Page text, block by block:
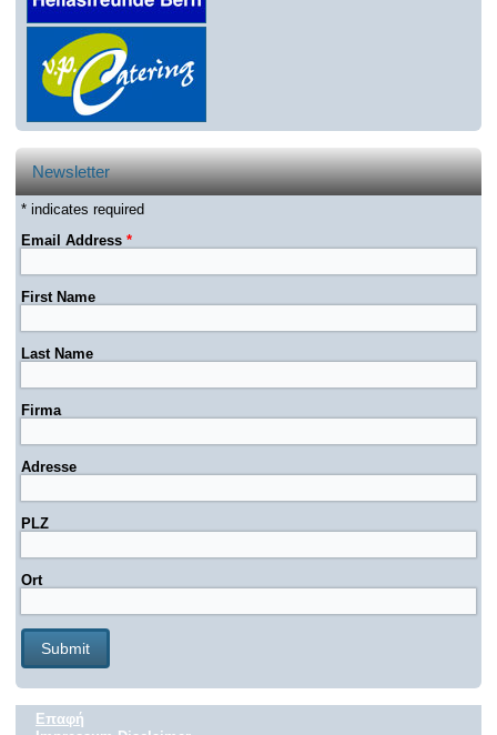
Newsletter
* indicates required
Email Address*
First Name
Last Name
Firma
Adresse
PLZ
Ort
Επαφή